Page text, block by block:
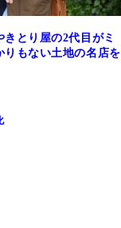
とり屋の2代目がミ
りもない土地の名店を